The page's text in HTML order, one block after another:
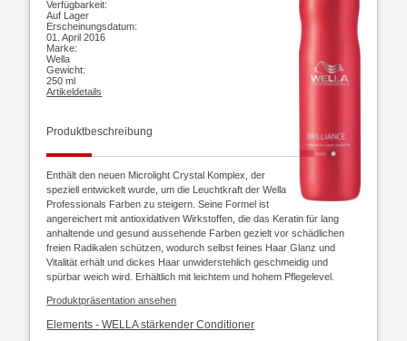
Verfügbarkeit:
Auf Lager
Erscheinungsdatum:
01. April 2016
Marke:
Wella
Gewicht:
250 ml
Artikeldetails
Produktbeschreibung
Enthält den neuen Microlight Crystal Komplex, der
speziell entwickelt wurde, um die Leuchtkraft der Wella
Professionals Farben zu steigern. Seine Formel ist
angereichert mit antioxidativen Wirkstoffen, die das Keratin für lang
anhaltende und gesund aussehende Farben gezielt vor schädlichen
freien Radikalen schützen, wodurch selbst feines Haar Glanz und
Vitalität erhält und dickes Haar unwiderstehlich geschmeidig und
spürbar weich wird. Erhältlich mit leichtem und hohem Pflegelevel.
Produktpräsentation ansehen
Elements - WELLA stärkender Conditioner